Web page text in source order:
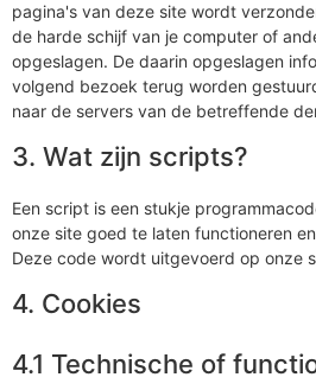
pagina's van deze site wordt
de harde schijf van je computer of
opgeslagen. De daarin opgeslagen
volgend bezoek terug worden
naar de servers van de betreffende
3. Wat zijn scripts?
Een script is een stukje
onze site goed te laten functioneren
Deze code wordt uitgevoerd op onze
4. Cookies
4.1 Technische of